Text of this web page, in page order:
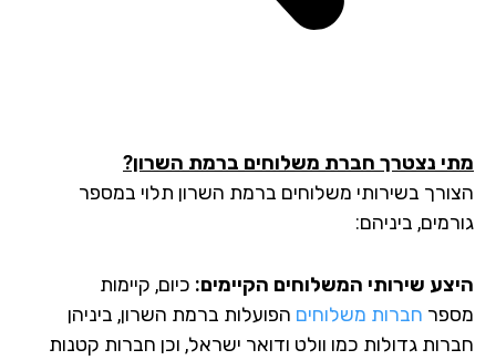
נצטרך חברת משלוחים ברמת השרון?
בשירותי משלוחים ברמת השרון תלוי במספר
ביניהם:
שירותי המשלוחים הקיימים:כיום, קיימות
חברות משלוחיםהפועלות ברמת השרון, ביניהן
גדולות כמו וולט ודואר ישראל, וכן חברות קטנות